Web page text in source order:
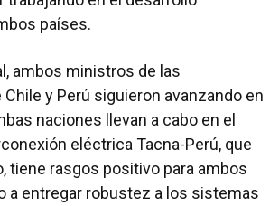
países.
ambos ministros de las
y Perú siguieron avanzando en
naciones llevan a cabo en el
eléctrica Tacna-Perú, que
tiene rasgos positivo para ambos
a entregar robustez a los sistemas